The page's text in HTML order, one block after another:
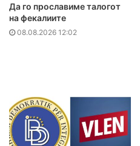
Да го прославиме талогот
на фекалиите
08.08.2026 12:02